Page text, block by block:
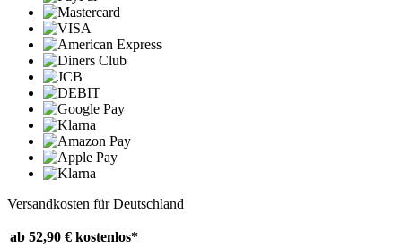
Versandkosten für Deutschland
ab 52,90 € kostenlos*